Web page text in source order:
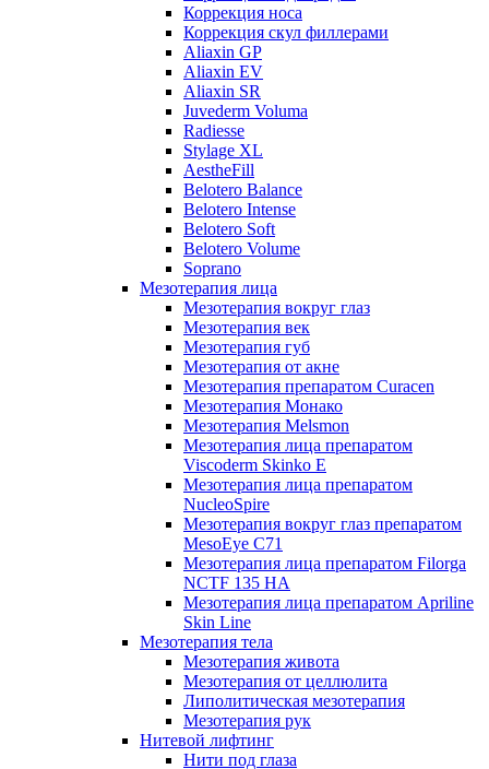
Коррекция носа
Коррекция скул филлерами
Aliaxin GP
Aliaxin EV
Aliaxin SR
Juvederm Voluma
Radiesse
Stylage XL
AestheFill
Belotero Balance
Belotero Intense
Belotero Soft
Belotero Volume
Soprano
Мезотерапия лица
Мезотерапия вокруг глаз
Мезотерапия век
Мезотерапия губ
Мезотерапия от акне
Мезотерапия препаратом Curacen
Мезотерапия Монако
Мезотерапия Melsmon
Мезотерапия лица препаратом
Viscoderm Skinko E
Мезотерапия лица препаратом
NucleoSpire
Мезотерапия вокруг глаз препаратом
MesoEye С71
Мезотерапия лица препаратом Filorga
NCTF 135 HA
Мезотерапия лица препаратом Apriline
Skin Line
Мезотерапия тела
Мезотерапия живота
Мезотерапия от целлюлита
Липолитическая мезотерапия
Мезотерапия рук
Нитевой лифтинг
Нити под глаза